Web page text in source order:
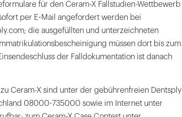
für den Ceram-X Fallstudien-Wettbewerb
per E-Mail angefordert werden bei
die ausgefüllten und unterzeichneten
müssen dort bis zum
der Falldokumentation ist danach
Ceram-X sind unter der gebührenfreien Dentsply
08000-735000 sowie im Internet unter